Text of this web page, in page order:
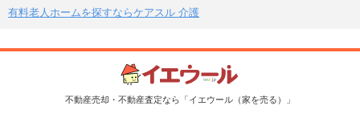
有料老人ホームを探すならケアスル 介護
不動産売却・不動産査定なら「イエウール（家を売る）」